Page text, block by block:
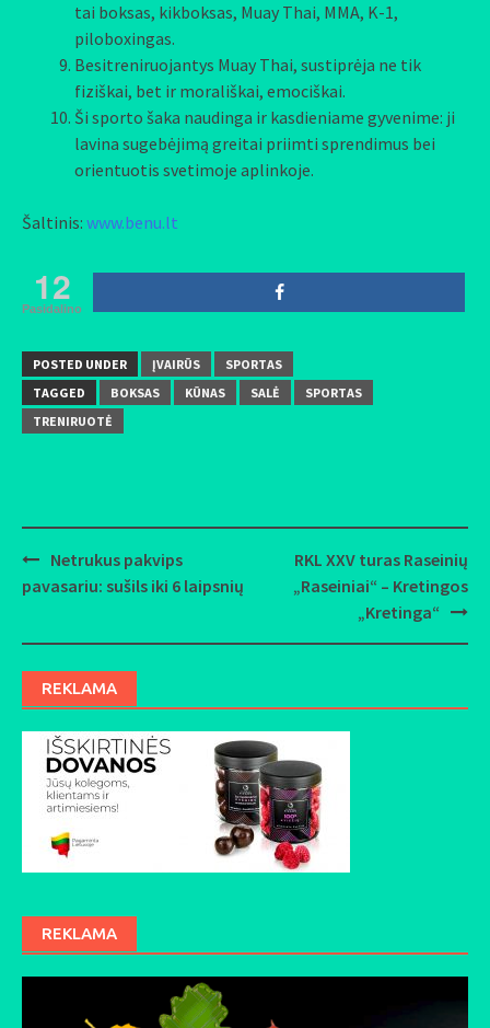
tai boksas, kikboksas, Muay Thai, MMA, K-1,
piloboxingas.
Besitreniruojantys Muay Thai, sustiprėja ne tik
fiziškai, bet ir morališkai, emociškai.
Ši sporto šaka naudinga ir kasdieniame gyvenime: ji
lavina sugebėjimą greitai priimti sprendimus bei
orientuotis svetimoje aplinkoje.
Šaltinis: www.benu.lt
12
Pasidalino
POSTED UNDER ĮVAIRŪS
SPORTAS
TAGGED
BOKSAS KŪNAS SALĖ
SPORTAS
TRENIRUOTĖ
Post
Netrukus pakvips
pavasariu: sušils iki 6 laipsnių
RKL XXV turas Raseinių
„Raseiniai“ – Kretingos
„Kretinga“
REKLAMA
REKLAMA